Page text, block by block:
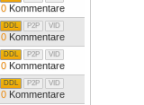
0 Kommentare
VID
P2P
DDL
0 Kommentare
VID
P2P
DDL
0 Kommentare
VID
P2P
DDL
0 Kommentare